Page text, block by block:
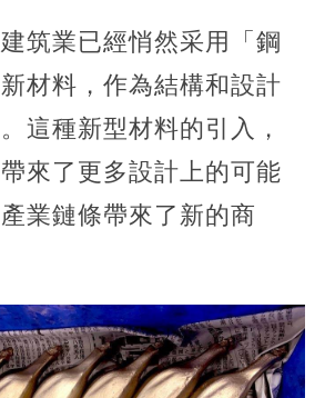
筑業已經悄然采用「鋼
材料，作為結構和設計
這種新型材料的引入，
來了更多設計上的可能
業鏈條帶來了新的商